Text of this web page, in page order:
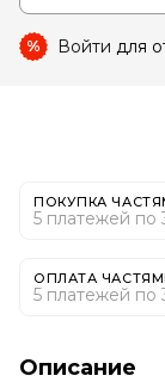
% Войти для
ПОКУПКА
5 платежей по
ОПЛАТА
5 платежей по
Описание